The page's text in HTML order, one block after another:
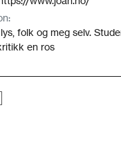
folk og meg selv.
en ros